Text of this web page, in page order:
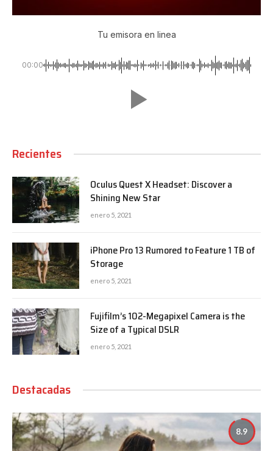
Tu emisora en linea
00:00
Recientes
Oculus Quest X Headset: Discover a
Shining New Star
enero 5, 2021
iPhone Pro 13 Rumored to Feature 1 TB of
Storage
enero 5, 2021
Fujifilm’s 102-Megapixel Camera is the
Size of a Typical DSLR
enero 5, 2021
Destacadas
8.9